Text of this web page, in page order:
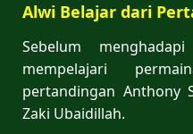
Alwi Belajar dari
Sebelum
mempelajari
pertandingan Anthony
Zaki Ubaidillah.